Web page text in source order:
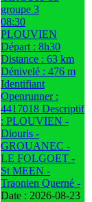
groupe 3
08:30
PLOUVIEN
Départ : 8h30
Distance : 63 km
Dénivelé : 476 m
Identifiant
Openrunner :
4417018 Descriptif
: PLOUVIEN -
Diouris -
GROUANEC -
LE FOLGOET -
St MEEN -
Traonien Querné -
Date : 2026-08-23